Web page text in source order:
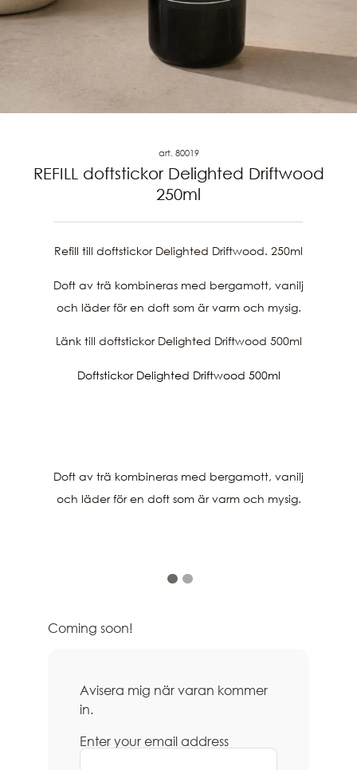
art. 80019
REFILL doftstickor Delighted Driftwood
250ml
Refill till doftstickor Delighted Driftwood. 250ml
Doft av trä kombineras med bergamott, vanilj
och läder för en doft som är varm och mysig.
Länk till doftstickor Delighted Driftwood 500ml
Doftstickor Delighted Driftwood 500ml
Doft av trä kombineras med bergamott, vanilj
och läder för en doft som är varm och mysig.
Coming soon!
Avisera mig när varan kommer
in.
Enter your email address